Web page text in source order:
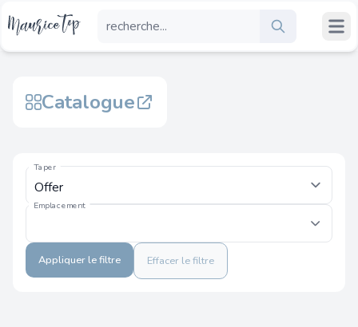
Catalogue
Taper
Emplacement
Appliquer le filtre Effacer le filtre